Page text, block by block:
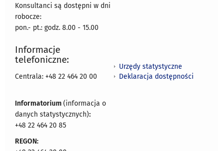
Konsultanci są dostępni w dni
robocze:
pon.- pt.: godz. 8.00 - 15.00
Informacje
telefoniczne:
Centrala: +48 22 464 20 00
Informatorium (informacja o
danych statystycznych):
+48 22 464 20 85
REGON:
Urzędy statystyczne
Deklaracja dostępności